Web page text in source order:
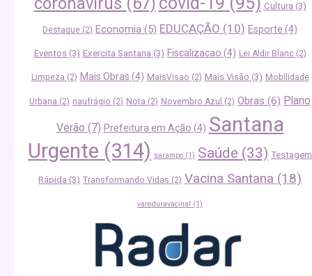
Cultura (3)
Destaque (2) Economia (5) EDUCAÇÃO (10) Esporte (4)
Eventos(3) Exercita Santana (3) Fiscalizacao (4) Lei Aldir Blanc (2)
Limpeza (2) Mais Obras (4) MaisVisao (2) Mais Visão (3) Mobilidade
Urbana (2) naufrágio (2) Nota (2) Novembro Azul (2) Obras (6) Plano
Verão (7) Prefeitura em Ação (4) Santana
Urgente (314) sarampo (1) Saúde (33) Testagem
Rápida (3) Transformando Vidas (2) Vacina Santana (18)
vareduravacinal (1)